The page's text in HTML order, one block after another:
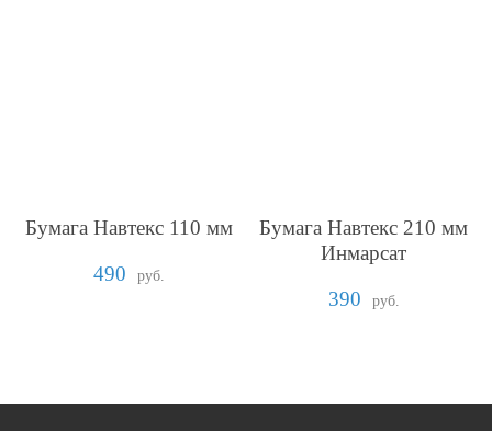
Бумага Навтекс 110 мм
490
руб.
Бумага Навтекс 210 мм
Инмарсат
390
руб.